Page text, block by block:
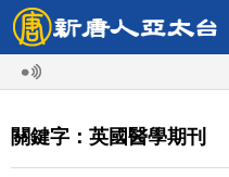
關鍵字：英國醫學期刊